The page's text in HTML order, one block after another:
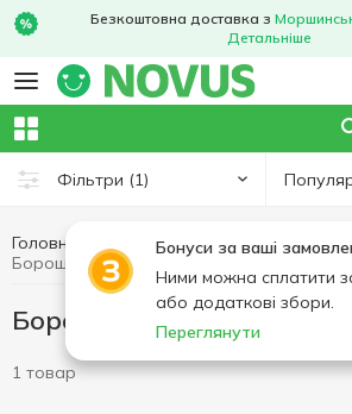
Безкоштовна доставка з
Детальніше
Фільтри (1)
Бонуси за ваші
Ними можна сплатити
або додаткові збори.
Переглянути
Головна Кулінарія
Борошняна
Борошняна кулінарія
1 товар